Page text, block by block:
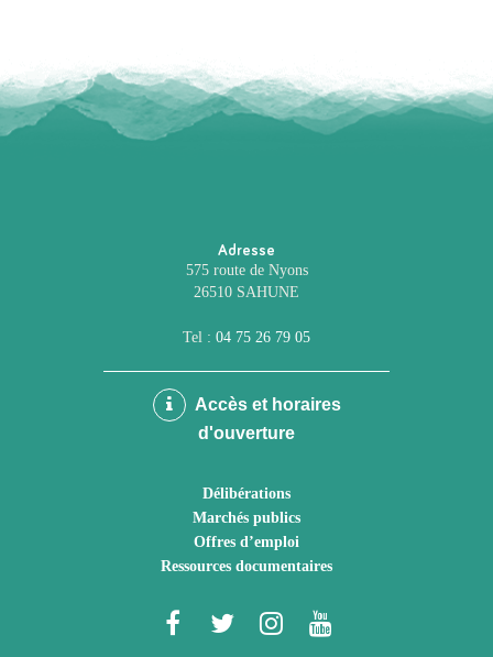
Adresse
575 route de Nyons
26510 SAHUNE
Tel : 04 75 26 79 05
Accès et horaires
d'ouverture
Délibérations
Marchés publics
Offres d’emploi
Ressources documentaires
Lien
Lien
Lien